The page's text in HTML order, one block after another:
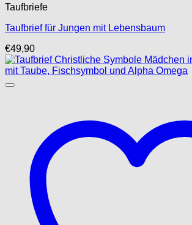
Taufbriefe
Taufbrief für Jungen mit Lebensbaum
€49,90